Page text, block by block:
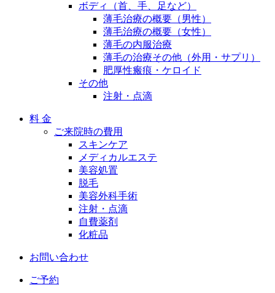
ボディ（首、手、足など）
薄毛治療の概要（男性）
薄毛治療の概要（女性）
薄毛の内服治療
薄毛の治療その他（外用・サプリ）
肥厚性瘢痕・ケロイド
その他
注射・点滴
料 金
ご来院時の費用
スキンケア
メディカルエステ
美容処置
脱毛
美容外科手術
注射・点滴
自費薬剤
化粧品
お問い合わせ
ご予約